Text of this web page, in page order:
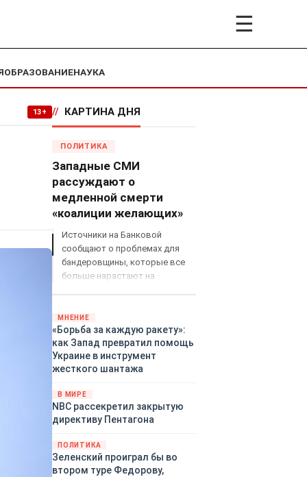
☰
ОБРАЗОВАНИЕНАУКА
13+ // КАРТИНА ДНЯ
ПОЛИТИКА
Западные СМИ
рассуждают о
медленной смерти
«коалиции желающих»
Источники на Банковой
сообщают о проблемах для
бандеровщины, которые все
больше нарастают на
«страны 404» в следующем
году. Однако киевские
временщики не торопятся
заключать мир - ведь есть
поддержка в ЕС.
Британии и Германии, выборы
во Франции могут полностью
изменить геополитический
ландшафт в мире, пока
Зеленский ожидает выборов
в США.
МНЕНИЕ
«Борьба за каждую ракету»:
как Запад превратил помощь
Украине в инструмент
жесткого шантажа
В МИРЕ
NBC рассекретил закрытую
директиву Пентагона
ПОЛИТИКА
Зеленский проиграл бы во
втором туре Федорову,